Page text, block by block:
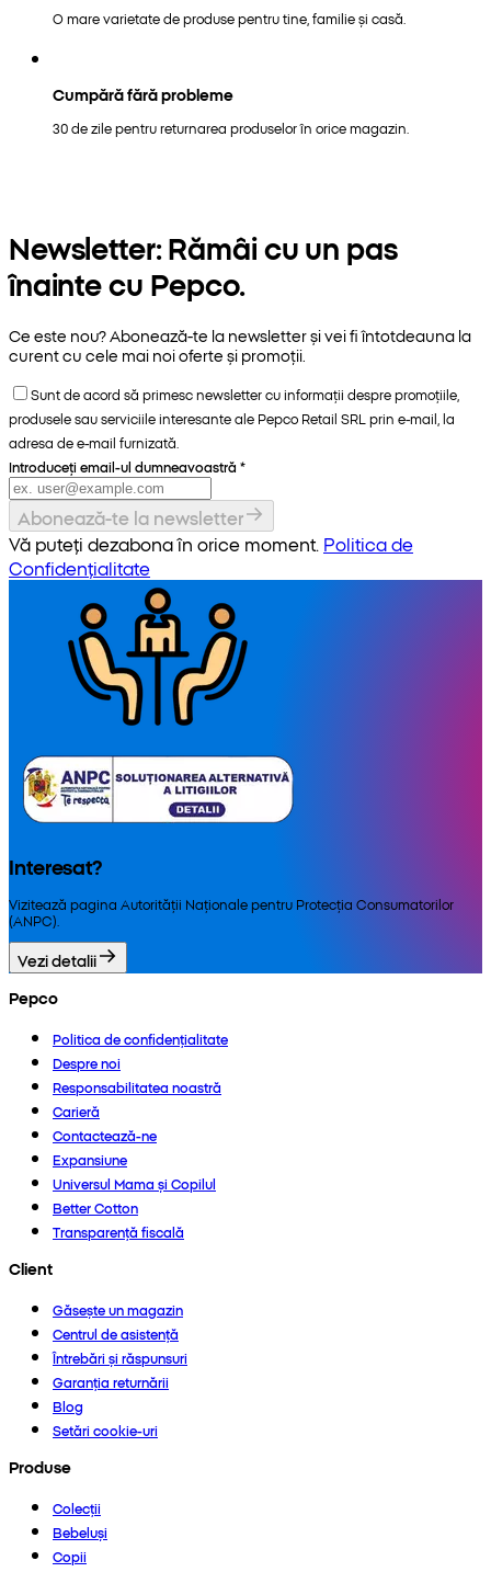
O mare varietate de produse pentru tine, familie și casă.
Cumpără fără probleme
30 de zile pentru returnarea produselor în orice magazin.
Newsletter: Rămâi cu un pas
înainte cu Pepco.
Ce este nou? Abonează-te la newsletter și vei fi întotdeauna la
curent cu cele mai noi oferte și promoții.
Sunt de acord să primesc newsletter cu informații despre promoțiile,
produsele sau serviciile interesante ale Pepco Retail SRL prin e-mail, la
adresa de e-mail furnizată.
Introduceți email-ul dumneavoastră *
Abonează-te la newsletter
Vă puteți dezabona în orice moment. Politica de
Confidențialitate
Interesat?
Vizitează pagina Autorității Naționale pentru Protecția Consumatorilor
(ANPC).
Vezi detalii
Pepco
Politica de confidențialitate
Despre noi
Responsabilitatea noastră
Carieră
Contactează-ne
Expansiune
Universul Mama și Copilul
Better Cotton
Transparență fiscală
Client
Găsește un magazin
Centrul de asistență
Întrebări și răspunsuri
Garanția returnării
Blog
Setări cookie-uri
Produse
Colecții
Bebeluși
Copii